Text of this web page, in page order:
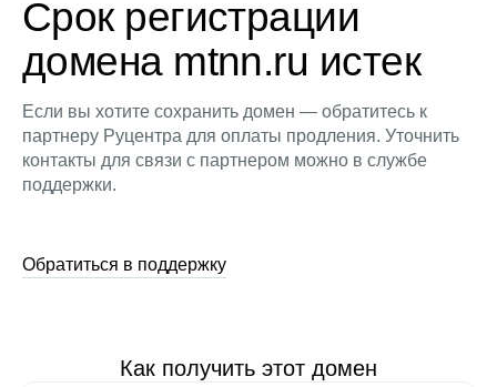
Срок регистрации
домена mtnn.ru истек
Если вы хотите сохранить домен — обратитесь к
партнеру Руцентра для оплаты продления. Уточнить
контакты для связи с партнером можно в службе
поддержки.
Обратиться в поддержку
Как получить этот домен